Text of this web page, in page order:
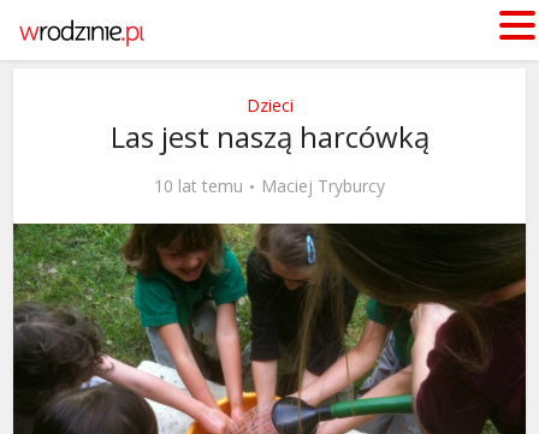
Dzieci
Las jest naszą harcówką
10 lat temu Maciej Tryburcy